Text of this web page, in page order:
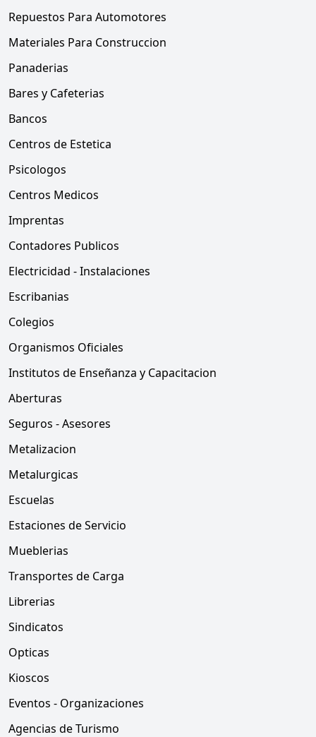
Repuestos Para Automotores
Materiales Para Construccion
Panaderias
Bares y Cafeterias
Bancos
Centros de Estetica
Psicologos
Centros Medicos
Imprentas
Contadores Publicos
Electricidad - Instalaciones
Escribanias
Colegios
Organismos Oficiales
Institutos de Enseñanza y Capacitacion
Aberturas
Seguros - Asesores
Metalizacion
Metalurgicas
Escuelas
Estaciones de Servicio
Mueblerias
Transportes de Carga
Librerias
Sindicatos
Opticas
Kioscos
Eventos - Organizaciones
Agencias de Turismo